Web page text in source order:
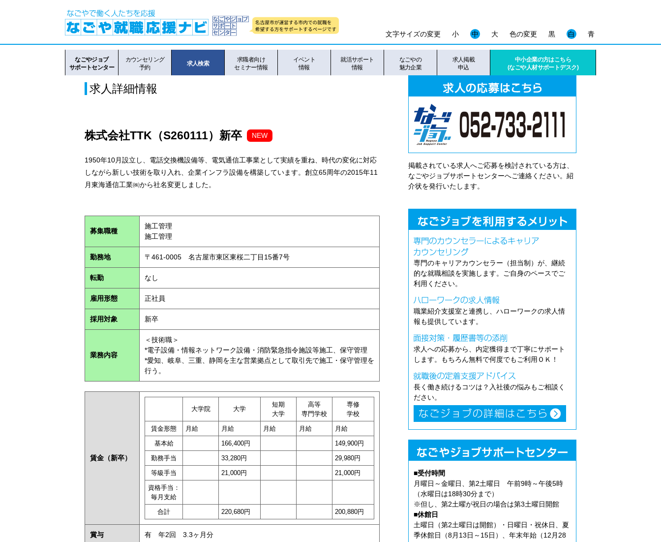
色の変更 黒 白 青
文字サイズの変更 小 中 大
なごやジョブ
サポートセンター
カウンセリング
予約
求人検索
求職者向け
セミナー情報
イベント
情報
就活サポート
情報
なごやの
魅力企業
求人掲載
申込
中小企業の方はこちら
(なごや人材サポートデスク)
求人詳細情報
株式会社TTK（S260111）新卒 NEW
1950年10月設立し、電話交換機設備等、電気通信工事業として実績を重ね、時代の変化に対応
しながら新しい技術を取り入れ、企業インフラ設備を構築しています。創立65周年の2015年11
月東海通信工業㈱から社名変更しました。
募集職種
施工管理
施工管理
勤務地 〒461-0005 名古屋市東区東桜二丁目15番7号
転勤 なし
雇用形態 正社員
採用対象 新卒
業務内容
＜技術職＞
*電子設備・情報ネットワーク設備・消防緊急指令施設等施工、保守管理
*愛知、岐阜、三重、静岡を主な営業拠点として取引先で施工・保守管理を
行う。
賃金 （新卒）
大学院 大学
短期
大学
高等
専門学校
専修
学校
賃金形態
月給 月給 月給 月給
月給
基本給
166,400円
149,900円
勤務手当
33,280円
29,980円
等級手当
21,000円
21,000円
資格手当：
毎月支給
合計
220,680円 200,880円
賞与 有 年2回 3.3ヶ月分
掲載されている求人へご応募を検討されている方は、
なごやジョブサポートセンターへご連絡ください。紹
介状を発行いたします。
専門のキャリアカウンセラー（担当制）が、継続
的な就職相談を実施します。ご自身のペースでご
利用ください。
職業紹介支援室と連携し、ハローワークの求人情
報も提供しています。
求人への応募から、内定獲得まで丁寧にサポート
します。もちろん無料で何度でもご利用ＯＫ！
長く働き続けるコツは？入社後の悩みもご相談く
ださい。
■受付時間
月曜日～金曜日、第2土曜日 午前9時～午後5時
（水曜日は18時30分まで）
※但し、第2土曜が祝日の場合は第3土曜日開館
■休館日
土曜日（第2土曜日は開館）・日曜日・祝休日、夏
季休館日（8月13日～15日）、年末年始（12月28